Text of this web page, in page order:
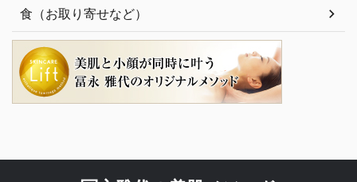
食（お取り寄せなど）